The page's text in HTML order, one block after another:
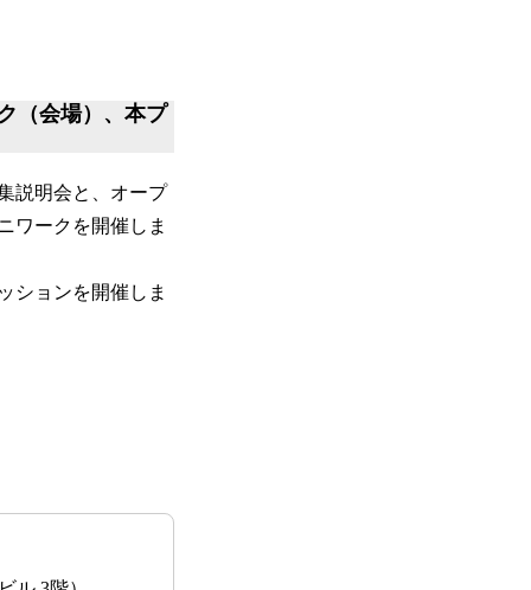
（会場）、本プ
説明会と、オープ
ワークを開催しま
ションを開催しま